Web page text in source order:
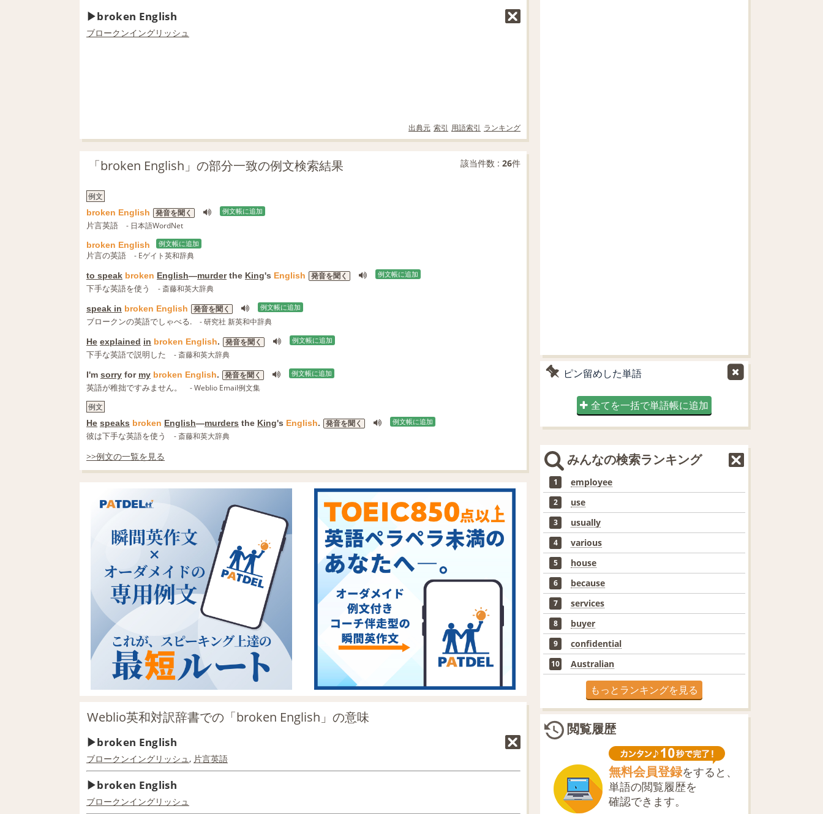
broken English
ブロークンイングリッシュ
出典元 索引 用語索引 ランキング
「broken English」の部分一致の例文検索結果 該当件数 : 26件
例文
broken English 発音を聞く 例文帳に追加
片言英語 - 日本語WordNet
broken English 例文帳に追加
片言の英語 - Eゲイト英和辞典
to speak broken English―murderthe King's English 発音を聞く 例文帳に追加
下手な英語を使う - 斎藤和英大辞典
speak in broken English 発音を聞く 例文帳に追加
ブロークンの英語でしゃべる. - 研究社 新英和中辞典
He explained in broken English. 発音を聞く 例文帳に追加
下手な英語で説明した - 斎藤和英大辞典
I'm sorry for my broken English. 発音を聞く 例文帳に追加
英語が稚拙ですみません。
- Weblio Email例文集
例文
He speaks broken English―murders the King's English. 発音を聞く 例文帳に追加
彼は下手な英語を使う - 斎藤和英大辞典
>>例文の一覧を見る
Weblio英和対訳辞書での「broken English」の意味
broken English
ブロークンイングリッシュ , 片言英語
broken English
ブロークンイングリッシュ
ピン留めした単語
全てを一括で単語帳に追加
みんなの検索ランキング
1 employee
2 use
3 usually
4 various
5 house
6 because
7 services
8 buyer
9 confidential
10 Australian
もっとランキングを見る
閲覧履歴
無料会員登録をすると、
単語の閲覧履歴を
確認できます。